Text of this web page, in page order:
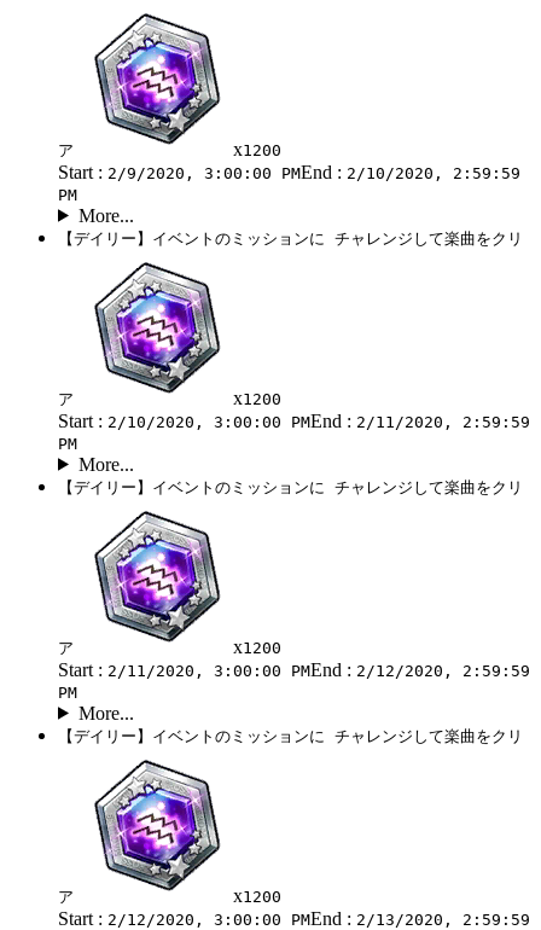
ア x1200
Start : 2/9/2020, 3:00:00 PMEnd : 2/10/2020, 2:59:59
PM
More...
【デイリー】イベントのミッションに チャレンジして楽曲をクリ
ア x1200
Start : 2/10/2020, 3:00:00 PMEnd : 2/11/2020, 2:59:59
PM
More...
【デイリー】イベントのミッションに チャレンジして楽曲をクリ
ア x1200
Start : 2/11/2020, 3:00:00 PMEnd : 2/12/2020, 2:59:59
PM
More...
【デイリー】イベントのミッションに チャレンジして楽曲をクリ
ア x1200
Start : 2/12/2020, 3:00:00 PMEnd : 2/13/2020, 2:59:59